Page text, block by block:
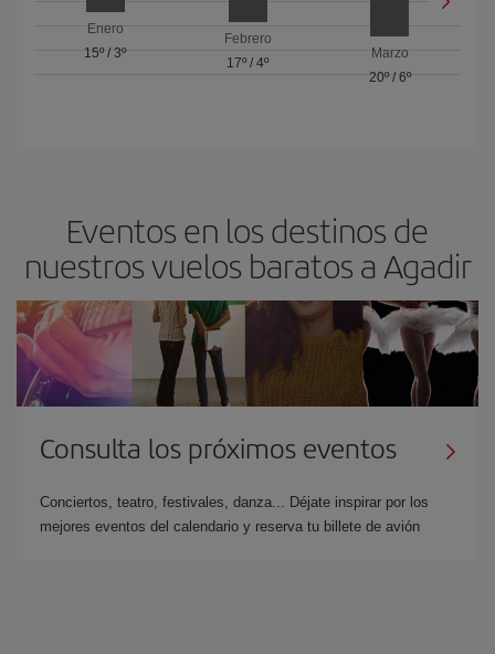
Enero
15º/3º
Febrero
17º / 4º
Marzo
20º/ 6º
Eventos en los destinos de
nuestros vuelos baratos a Agadir
Consulta los próximos eventos
Conciertos, teatro, festivales, danza... Déjate inspirar por los
mejores eventos del calendario y reserva tu billete de avión